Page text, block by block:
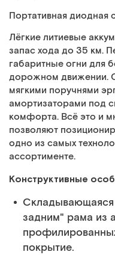
Портативная диодная
Лёгкие литиевые
запас хода до 35 км.
габаритные огни для
дорожном движении.
мягкими поручнями
амортизаторами под
комфорта. Всё это и
позволяют
одно из самых
ассортименте.
Конструктивные
Складывающаяся
задним" рама из
покрытие.